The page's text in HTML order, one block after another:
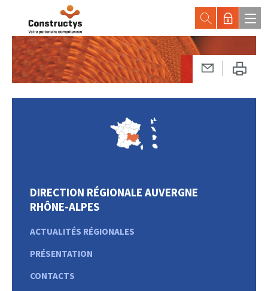
DIRECTION RÉGIONALE AUVERGNE
RHÔNE-ALPES
ACTUALITÉS RÉGIONALES
PRÉSENTATION
CONTACTS